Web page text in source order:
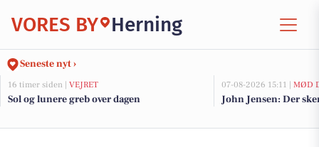
VORES BY Herning
Seneste nyt ›
16 timer siden | VEJRET
Sol og lunere greb over dagen
07-08-2026 15:11 | MØD
John Jensen: Der